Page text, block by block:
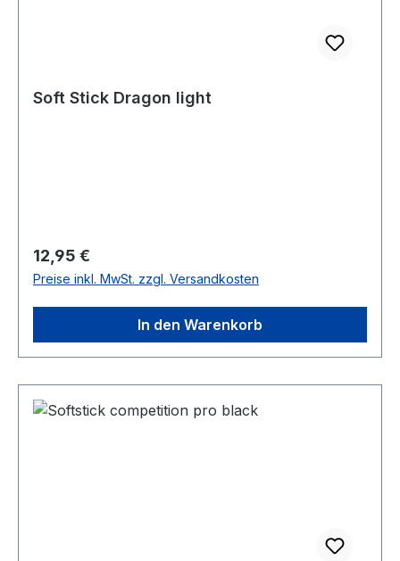
Soft Stick Dragon light
Regulärer Preis:
12,95 €
Preise inkl. MwSt. zzgl. Versandkosten
In den Warenkorb